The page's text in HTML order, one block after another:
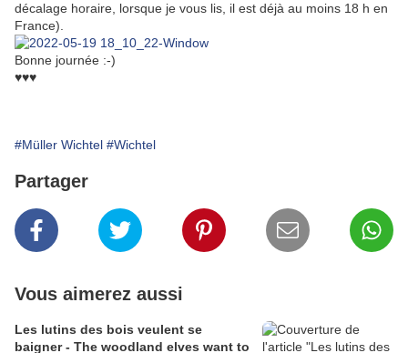
décalage horaire, lorsque je vous lis, il est déjà au moins 18 h en
France).
Bonne journée :-)
♥♥♥
#Müller Wichtel #Wichtel
Partager
Vous aimerez aussi
Les lutins des bois veulent se
baigner - The woodland elves want to